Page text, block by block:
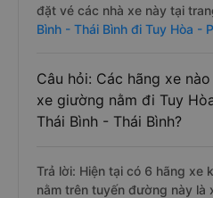
đặt vé các nhà xe này tại
Bình - Thái Bình đi Tuy Hòa -
Câu hỏi: Các hãng xe
xe giường nằm đi Tuy
Thái Bình - Thái Bình?
Trả lời: Hiện tại có 6 hãng xe
nằm trên tuyến đường này là